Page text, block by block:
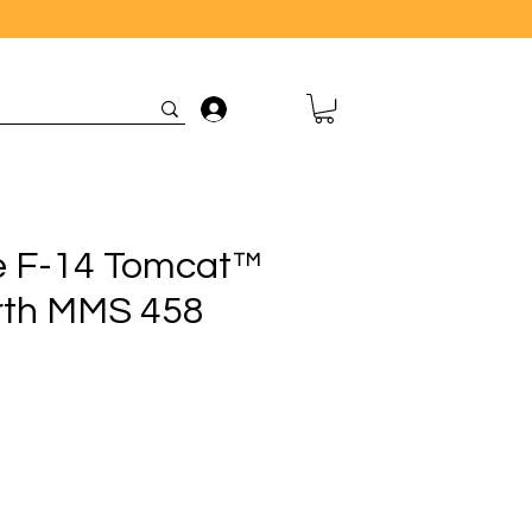
Connexion
F-14 Tomcat™
MMS 458